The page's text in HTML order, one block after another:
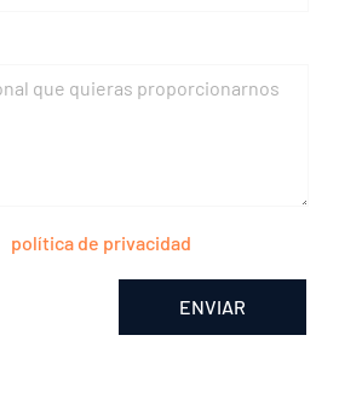
política de privacidad
ENVIAR